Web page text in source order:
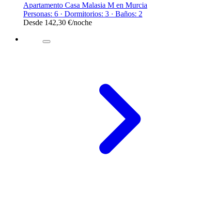
Apartamento Casa Malasia M en Murcia
Personas: 6 · Dormitorios: 3 · Baños: 2
Desde 142,30 €/noche